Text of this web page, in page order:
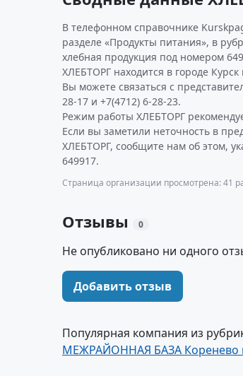
В телефонном справочнике
разделе «Продукты питания», в
хлебная продукция под номером
ХЛЕБТОРГ находится в городе
Вы можете связаться с
28-17 и +7(4712) 6-28-23.
Режим работы ХЛЕБТОРГ
Если вы заметили неточность в
ХЛЕБТОРГ, сообщите нам об этом,
649917.
Страница организации просмотрена: 41
Отзывы 0
Не опубликовано ни одного
Добавить отзыв
Популярная компания из
МЕЖРАЙОННАЯ БАЗА Коренево